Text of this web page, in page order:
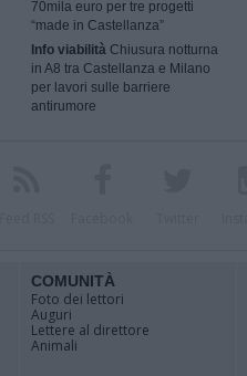
70mila euro per tre progetti
“made in Castellanza”
Info viabilitàChiusura notturna
in A8 tra Castellanza e Milano
per lavori sulle barriere
antirumore
COMUNITÀ
Foto dei lettori
Auguri
Lettere al direttore
Animali